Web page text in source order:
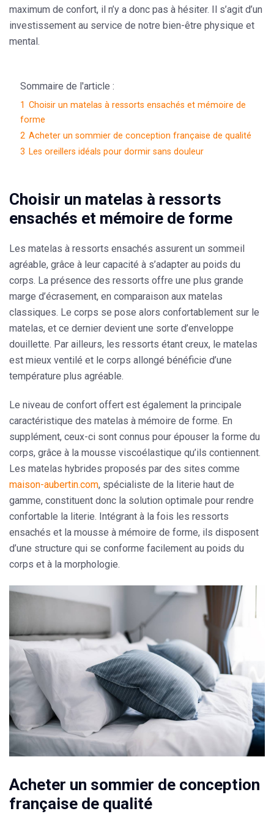
maximum de confort, il n’y a donc pas à hésiter. Il s’agit d’un
investissement au service de notre bien-être physique et
mental.
Sommaire de l'article :
1 Choisir un matelas à ressorts ensachés et mémoire de
forme
2 Acheter un sommier de conception française de qualité
3 Les oreillers idéals pour dormir sans douleur
Choisir un matelas à ressorts
ensachés et mémoire de forme
Les matelas à ressorts ensachés assurent un sommeil
agréable, grâce à leur capacité à s’adapter au poids du
corps. La présence des ressorts offre une plus grande
marge d’écrasement, en comparaison aux matelas
classiques. Le corps se pose alors confortablement sur le
matelas, et ce dernier devient une sorte d’enveloppe
douillette. Par ailleurs, les ressorts étant creux, le matelas
est mieux ventilé et le corps allongé bénéficie d’une
température plus agréable.
Le niveau de confort offert est également la principale
caractéristique des matelas à mémoire de forme. En
supplément, ceux-ci sont connus pour épouser la forme du
corps, grâce à la mousse viscoélastique qu’ils contiennent.
Les matelas hybrides proposés par des sites comme
maison-aubertin.com, spécialiste de la literie haut de
gamme, constituent donc la solution optimale pour rendre
confortable la literie. Intégrant à la fois les ressorts
ensachés et la mousse à mémoire de forme, ils disposent
d’une structure qui se conforme facilement au poids du
corps et à la morphologie.
Acheter un sommier de conception
française de qualité